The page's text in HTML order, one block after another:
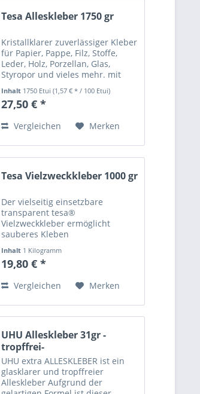
Tesa Alleskleber 1750 gr
Kristallklarer zuverlässiger Kleber
für Papier, Pappe, Filz, Stoffe,
Leder, Holz, Porzellan, Glas,
Styropor und vieles mehr. mit
Produktsicherheit (GPSR) Name
des Herstellers: Mustermann
Inhalt 1750 Etui(1,57 € * / 100 Etui)
27,50 € *
Vergleichen Merken
Tesa Vielzweckkleber 1000 gr
Der vielseitig einsetzbare
transparent tesa®
Vielzweckkleber ermöglicht
sauberes Kleben
Klebt Papier, Pappe, Fotoe, Stoff,
Filz, Kork, Leder und Holz
Metall, Glas,...
Inhalt 1 Kilogramm
19,80 € *
Vergleichen Merken
UHU Alleskleber 31gr -
tropffrei-
UHU extra ALLESKLEBER ist ein
glasklarer und tropffreier
Alleskleber Aufgrund der